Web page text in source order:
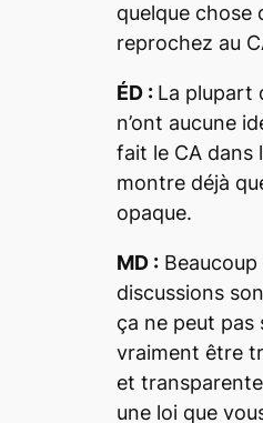
quelque chose
reprochez au
ÉD : La plupart
n’ont aucune
fait le CA dans
montre déjà
opaque.
MD : Beaucoup
discussions
ça ne peut pas
vraiment être
et
une loi que